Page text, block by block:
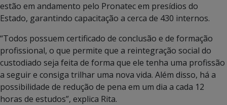
estão em andamento pelo Pronatec em presídios do
Estado, garantindo capacitação a cerca de 430 internos.
“Todos possuem certificado de conclusão e de formação
profissional, o que permite que a reintegração social do
custodiado seja feita de forma que ele tenha uma profissão
a seguir e consiga trilhar uma nova vida. Além disso, há a
possibilidade de redução de pena em um dia a cada 12
horas de estudos”, explica Rita.